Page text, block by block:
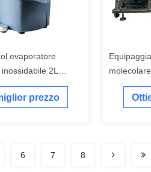
evaporatore
2L
prezzo
Wiped
6 7 8